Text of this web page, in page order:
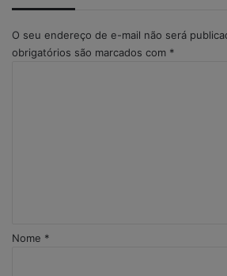
O seu endereço de e-mail não será
obrigatórios são marcados com *
*
Nome *